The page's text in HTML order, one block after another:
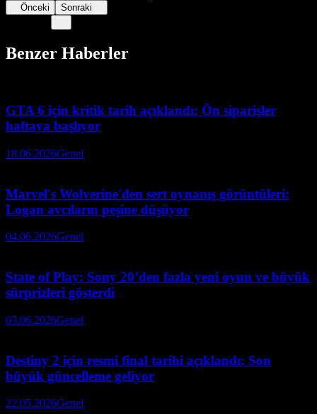
Önceki Sonraki
Benzer Haberler
GTA 6 için kritik tarih açıklandı: Ön siparişler
haftaya başlıyor
18.06.2026Genel
Marvel's Wolverine'den sert oynanış görüntüleri:
Logan avcıların peşine düşüyor
04.06.2026Genel
State of Play: Sony 20’den fazla yeni oyun ve büyük
sürprizleri gösterdi
03.06.2026Genel
Destiny 2 için resmi final tarihi açıklandı: Son
büyük güncelleme geliyor
22.05.2026Genel